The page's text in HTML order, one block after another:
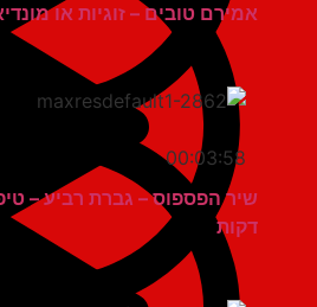
אמירם טובים – זוגיות או מונדיאל?
00:03:58